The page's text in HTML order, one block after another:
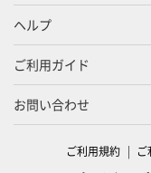
ヘルプ
ご利用ガイド
お問い合わせ
ご利用規約